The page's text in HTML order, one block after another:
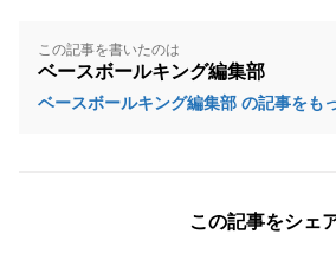
この記事を書いたのは
ベースボールキング編集部
ベースボールキング編集部 の記事をも
この記事をシェ